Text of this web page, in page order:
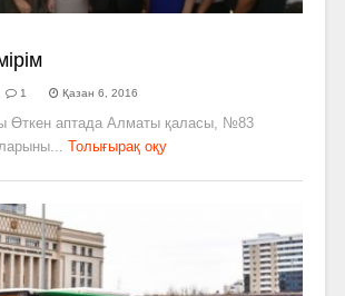
1 Қазан 6, 2016
Өткен аптада Алматы қаласы, №83
Толығырақ оқу